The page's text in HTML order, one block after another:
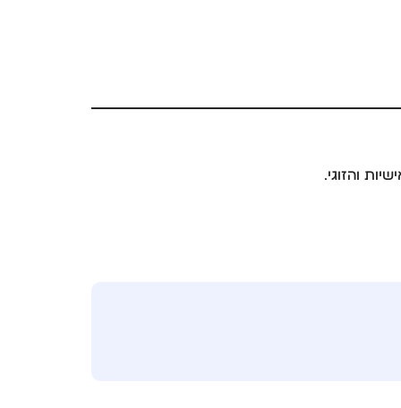
והזוגי.